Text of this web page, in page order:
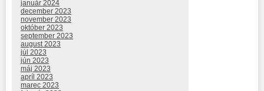
január 2024
december 2023
november 2023
október 2023
september 2023
august 2023
júl 2023
jún 2023
máj 2023
apríl 2023
marec 2023